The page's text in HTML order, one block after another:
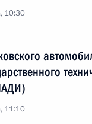
10:30
11:10